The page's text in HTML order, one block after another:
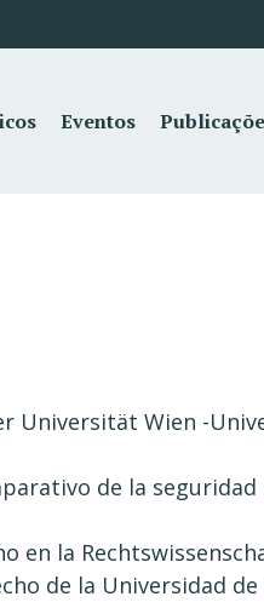
Eventos
Universität Wien -
de la seguridad
en la
de la Universidad de